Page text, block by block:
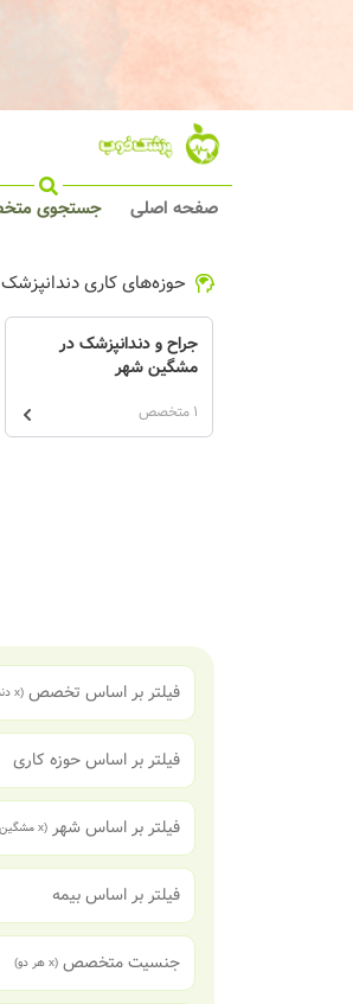
صفحه اصلی جستجوی
حوزه‌های کاری دندانپزشک
جراح و دندانپزشک در
مشگین شهر
1 متخصص
فیلتر بر اساس تخصص (x
فیلتر بر اساس حوزه کاری
فیلتر بر اساس شهر (x
فیلتر بر اساس بیمه
جنسیت متخصص (x هر دو)